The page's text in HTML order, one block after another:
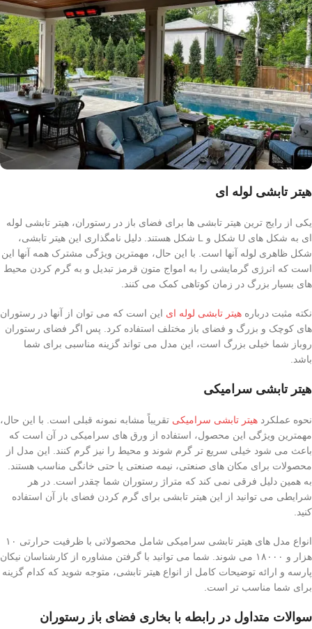
هیتر تابشی لوله ای
یکی از رایج ترین هیتر تابشی ها برای فضای باز در رستوران، هیتر تابشی لوله
ای به شکل های U شکل و L شکل هستند. دلیل نامگذاری این هیتر تابشی،
شکل ظاهری لوله آنها است. با این حال، مهمترین ویژگی مشترک همه آنها این
است که انرژی گرمایشی را به امواج متون قرمز تبدیل و به گرم کردن محیط
های بسیار بزرگ در زمان کوتاهی کمک می کنند.
نکته مثبت درباره هیتر تابشی لوله ای این است که می توان از آنها در رستوران
های کوچک و بزرگ و فضای باز مختلف استفاده کرد. پس اگر فضای رستوران
روباز شما خیلی بزرگ است، این مدل می تواند گزینه مناسبی برای شما
باشد.
هیتر تابشی سرامیکی
نحوه عملکرد هیتر تابشی سرامیکی تقریباً مشابه نمونه قبلی است. با این حال،
مهمترین ویژگی این محصول، استفاده از ورق های سرامیکی در آن است که
باعث می شود خیلی سریع تر گرم شوند و محیط را نیز گرم کنند. این مدل از
محصولات برای مکان های صنعتی، نیمه صنعتی یا حتی خانگی مناسب هستند.
به همین دلیل فرقی نمی کند که متراژ رستوران شما چقدر است. در هر
شرایطی می توانید از این هیتر تابشی برای گرم کردن فضای باز آن استفاده
کنید.
انواع مدل های هیتر تابشی سرامیکی شامل محصولاتی با ظرفیت حرارتی ۱۰
هزار و ۱۸۰۰۰ می شوند. شما می توانید با گرفتن مشاوره از کارشناسان نیکان
پارسه و ارائه توضیحات کامل از انواع هیتر تابشی، متوجه شوید که کدام گزینه
برای شما مناسب تر است.
سوالات متداول در رابطه با بخاری فضای باز رستوران